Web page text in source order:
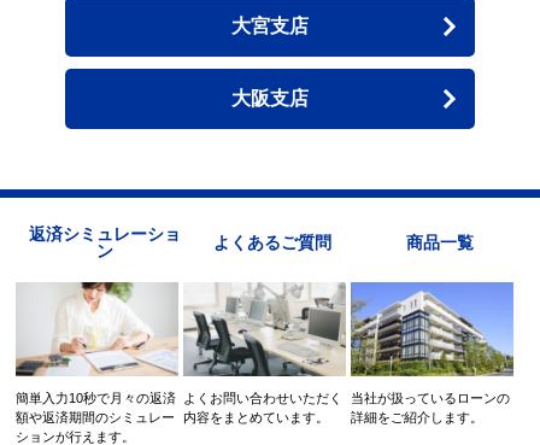
大宮支店
大阪支店
返済シミュレーショ
ン
簡単入力10秒で月々の返済
額や返済期間のシミュレー
ションが行えます。
よくあるご質問
よくお問い合わせいただく
内容をまとめています。
商品一覧
当社が扱っているローンの
詳細をご紹介します。